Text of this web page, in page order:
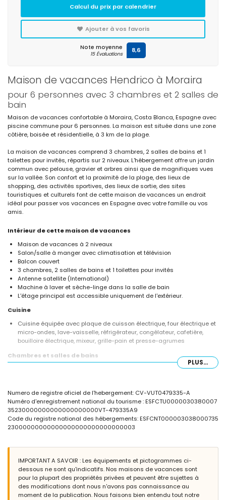
Maison de vacances Hendrico à Moraira
pour 6 personnes avec 3 chambres et 2 salles de
bain
Maison de vacances confortable à Moraira, Costa Blanca, Espagne avec
piscine commune pour 6 personnes. La maison est située dans une zone
côtière, boisée et résidentielle, à 3 km de la plage.
La maison de vacances comprend 3 chambres, 2 salles de bains et 1
toilettes pour invités, répartis sur 2 niveaux. L'hébergement offre un jardin
commun avec pelouse, gravier et arbres ainsi que de magnifiques vues
sur la vallée. Son confort et la proximité de la plage, des lieux de
shopping, des activités sportives, des lieux de sortie, des sites
touristiques et culturels font de cette maison de vacances un endroit
idéal pour passer vos vacances en Espagne avec votre famille ou vos
amis.
Intérieur de cette maison de vacances
Maison de vacances à 2 niveaux
Salon/salle à manger avec climatisation et télévision
Balcon couvert
3 chambres, 2 salles de bains et 1 toilettes pour invités
Antenne satellite (International)
Machine à laver et sèche-linge dans la salle de bain
L'étage principal est accessible uniquement de l'extérieur.
Cuisine
Cuisine équipée avec plaque de cuisson électrique, four électrique et
micro-ondes, lave-vaisselle, réfrigérateur, congélateur, cafetière,
bouilloire électrique, mixeur, grille-pain et presse-agrumes
Chambres et salles de bains
Salle de bains en suite avec lavabo simple, douche et toilettes
Salle de bains avec lavabo simple, douche et toilettes
Extérieur de cette maison de vacances
Piscine commune de 20m x 20m et 3m de profondeur
Jardin commun avec pelouse, gravier et arbres
3 terrasses, dont 1 couverte
Barbecue
Espace de détente et coin repas en extérieur
2 places de parking privées
Informations supplémentaires
PLUS...
Numero de registre oficiel de l'hebergement: CV-VUT0479335-A
Numéro d'enregistrement national du tourisme : ESFCTU0000030380007
35230000000000000000000VT-479335A9
Code du registre national des hébergements: ESFCNT000003038000735
23000000000000000000000000000003
IMPORTANT A SAVOIR : Les équipements et pictogrammes ci-
dessous ne sont qu'indicatifs. Nos maisons de vacances sont
pour la plupart des propriétés privées et peuvent être sujettes à
des modifications dont nous n'avons pas connaissance au
moment de la publication. Nous faisons bien entendu tout notre
Calcul du prix par calendrier
Ajouter à vos favoris
Note moyenne
15 Évaluations 8,6